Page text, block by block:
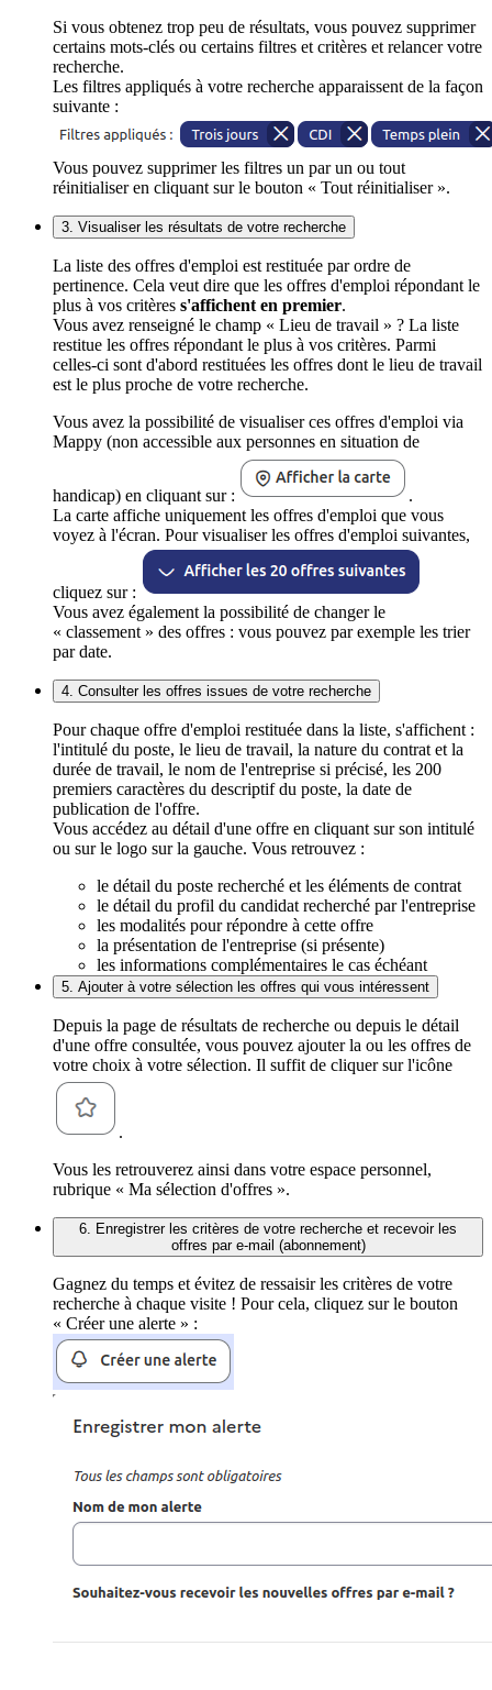
Si vous obtenez trop peu de résultats, vous pouvez supprimer
certains mots-clés ou certains filtres et critères et relancer votre
recherche.
Les filtres appliqués à votre recherche apparaissent de la façon
suivante :
Vous pouvez supprimer les filtres un par un ou tout
réinitialiser en cliquant sur le bouton « Tout réinitialiser ».
3. Visualiser les résultats de votre recherche
La liste des offres d'emploi est restituée par ordre de
pertinence. Cela veut dire que les offres d'emploi répondant le
plus à vos critères s'affichent en premier.
Vous avez renseigné le champ « Lieu de travail » ? La liste
restitue les offres répondant le plus à vos critères. Parmi
celles-ci sont d'abord restituées les offres dont le lieu de travail
est le plus proche de votre recherche.
Vous avez la possibilité de visualiser ces offres d'emploi via
Mappy (non accessible aux personnes en situation de
handicap) en cliquant sur :
.
La carte affiche uniquement les offres d'emploi que vous
voyez à l'écran. Pour visualiser les offres d'emploi suivantes,
cliquez sur :
Vous avez également la possibilité de changer le
« classement » des offres : vous pouvez par exemple les trier
par date.
4. Consulter les offres issues de votre recherche
Pour chaque offre d'emploi restituée dans la liste, s'affichent :
l'intitulé du poste, le lieu de travail, la nature du contrat et la
durée de travail, le nom de l'entreprise si précisé, les 200
premiers caractères du descriptif du poste, la date de
publication de l'offre.
Vous accédez au détail d'une offre en cliquant sur son intitulé
ou sur le logo sur la gauche. Vous retrouvez :
le détail du poste recherché et les éléments de contrat
le détail du profil du candidat recherché par l'entreprise
les modalités pour répondre à cette offre
la présentation de l'entreprise (si présente)
les informations complémentaires le cas échéant
5. Ajouter à votre sélection les offres qui vous intéressent
Depuis la page de résultats de recherche ou depuis le détail
d'une offre consultée, vous pouvez ajouter la ou les offres de
votre choix à votre sélection. Il suffit de cliquer sur l'icône
.
Vous les retrouverez ainsi dans votre espace personnel,
rubrique « Ma sélection d'offres ».
6. Enregistrer les critères de votre recherche et recevoir les
offres par e-mail (abonnement)
Gagnez du temps et évitez de ressaisir les critères de votre
recherche à chaque visite ! Pour cela, cliquez sur le bouton
« Créer une alerte » :